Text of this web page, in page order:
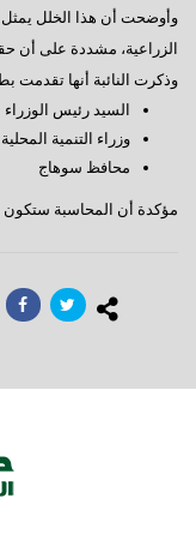
وأوضحت أن هذا الخلل يمثل
الزراعية، مشددة على أن
وذكرت النائبة أنها تقدمت
السيد رئيس الوزراء
وزراء التنمية
محافظ سوهاج
مؤكدة أن المحاسبة